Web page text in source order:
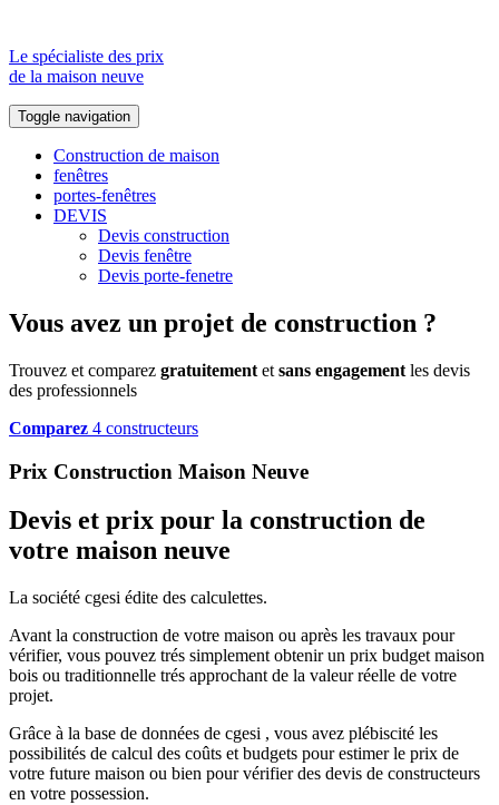
Le spécialiste des prix
de la maison neuve
Toggle navigation
Construction de maison
fenêtres
portes-fenêtres
DEVIS
Devis construction
Devis fenêtre
Devis porte-fenetre
Vous avez un projet de construction ?
Trouvez et comparez gratuitement et sans engagement les devis
des professionnels
Comparez 4 constructeurs
Prix Construction Maison Neuve
Devis et prix pour la construction de
votre maison neuve
La société cgesi édite des calculettes.
Avant la construction de votre maison ou après les travaux pour
vérifier, vous pouvez trés simplement obtenir un prix budget maison
bois ou traditionnelle trés approchant de la valeur réelle de votre
projet.
Grâce à la base de données de cgesi , vous avez plébiscité les
possibilités de calcul des coûts et budgets pour estimer le prix de
votre future maison ou bien pour vérifier des devis de constructeurs
en votre possession.